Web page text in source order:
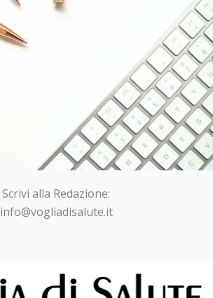
Scrivi alla Redazione:
info@vogliadisalute.it